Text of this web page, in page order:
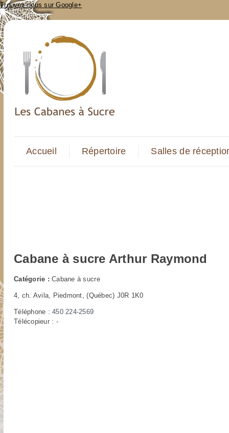
Trouvez-nous sur Google+
Accueil Répertoire Salles de
Cabane à sucre Arthur Raymond
Catégorie : Cabane à sucre
4, ch. Avila, Piedmont, (Québec) J0R 1K0
Téléphone :450 224-2569
Télécopieur : -